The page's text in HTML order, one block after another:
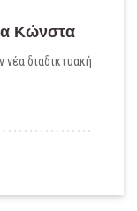
Κώνστα
διαδικτυακή